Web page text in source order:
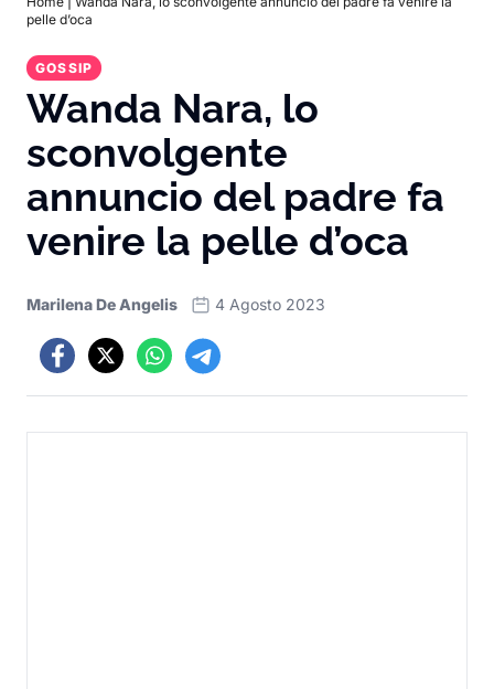
pelle d’oca
GOSSIP
Wanda Nara, lo
sconvolgente
annuncio del padre fa
venire la pelle d’oca
Marilena De Angelis 4 Agosto 2023